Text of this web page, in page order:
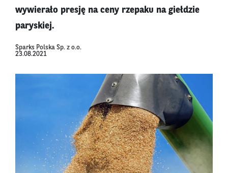
wywierało presję na ceny rzepaku na giełdzie
paryskiej.
Sparks Polska Sp. z o.o.
23.08.2021